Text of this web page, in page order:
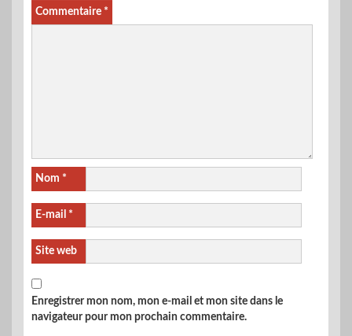
Commentaire *
Nom *
E-mail *
Site web
Enregistrer mon nom, mon e-mail et mon site dans le
navigateur pour mon prochain commentaire.